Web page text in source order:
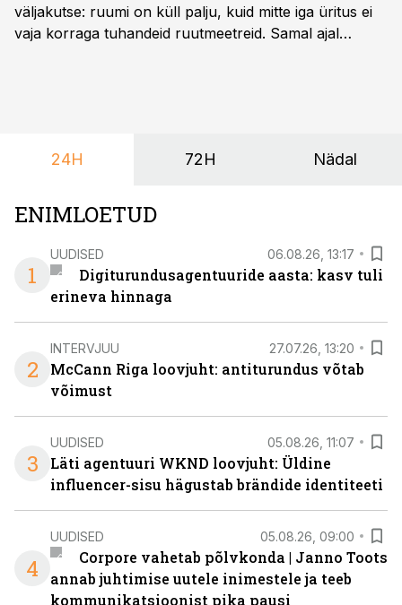
väljakutse: ruumi on küll palju, kuid mitte iga üritus ei
vaja korraga tuhandeid ruutmeetreid. Samal ajal
nendele vajadustele vastanud uuendusega, mis pakub
24H 72H Nädal
ENIMLOETUD
1
UUDISED 06.08.26, 13:17
Digiturundusagentuuride aasta: kasv tuli
erineva hinnaga
2
INTERVJUU 27.07.26, 13:20
McCann Riga loovjuht: antiturundus võtab
võimust
3
UUDISED 05.08.26, 11:07
Läti agentuuri WKND loovjuht: Üldine
influencer-sisu hägustab brändide identiteeti
4
UUDISED 05.08.26, 09:00
Corpore vahetab põlvkonda | Janno Toots
annab juhtimise uutele inimestele ja teeb
kommunikatsioonist pika pausi